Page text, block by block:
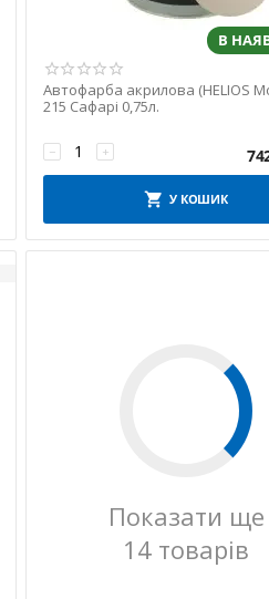
В
Автофарба акрилова (HELIOS
215 Сафарі 0,75л.
+
−
У КОШИК
Показати ще
14 товарів